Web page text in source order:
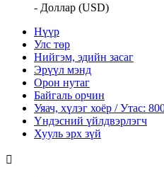
- Доллар (USD)
Нүүр
Улс төр
Нийгэм, эдийн засаг
Эрүүл мэнд
Орон нутаг
Байгаль орчин
Уяач, хүлэг хоёр / Утас:
Үндэсний үйлдвэрлэгч
Хууль эрх зүй